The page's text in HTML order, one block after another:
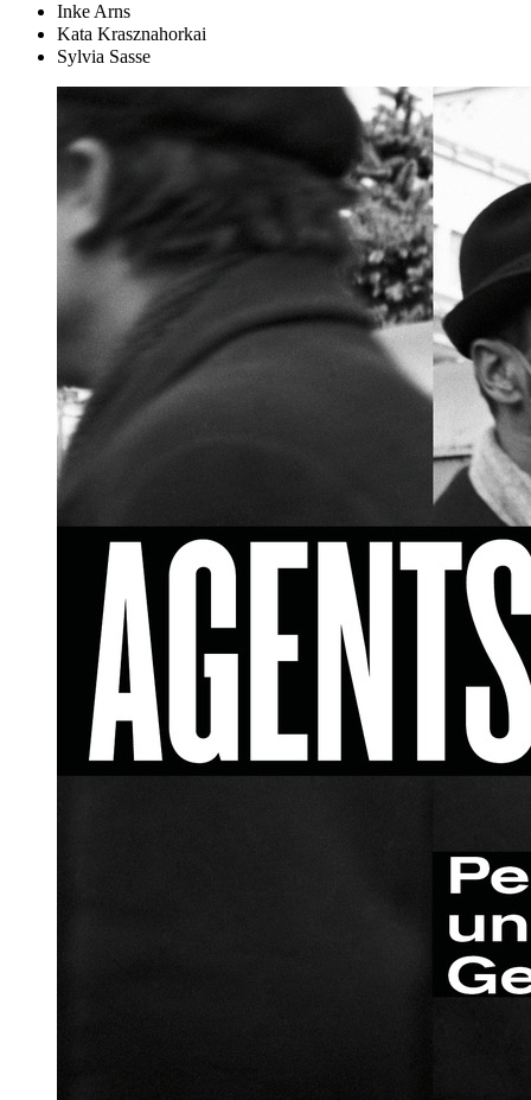
Inke Arns
Kata Krasznahorkai
Sylvia Sasse